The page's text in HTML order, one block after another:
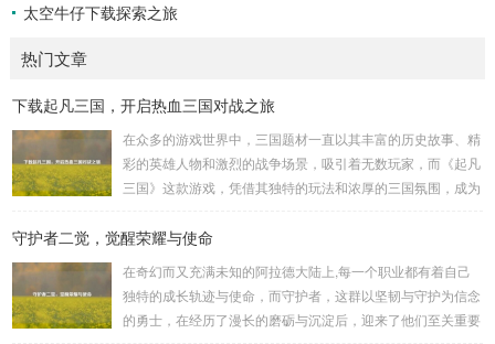
太空牛仔下载探索之旅
热门文章
下载起凡三国，开启热血三国对战之旅
在众多的游戏世界中，三国题材一直以其丰富的历史故事、精
彩的英雄人物和激烈的战争场景，吸引着无数玩家，而《起凡
三国》这款游戏，凭借其独特的玩法和浓厚的三国氛围，成为
何进行起凡三国下载,开启一段热血的三国对战之旅。 《起凡
以化身为三国时期的知名将领，如勇猛无双的吕布、足智多谋
的诸葛亮、忠义双全的关羽等，率领自己的军队在战场上冲锋
陷阵、排兵布阵，游戏中的每一场战斗都充满了变...
守护者二觉，觉醒荣耀与使命
在奇幻而又充满未知的阿拉德大陆上,每一个职业都有着自己
独特的成长轨迹与使命，而守护者，这群以坚韧与守护为信念
的勇士，在经历了漫长的磨砺与沉淀后，迎来了他们至关重要